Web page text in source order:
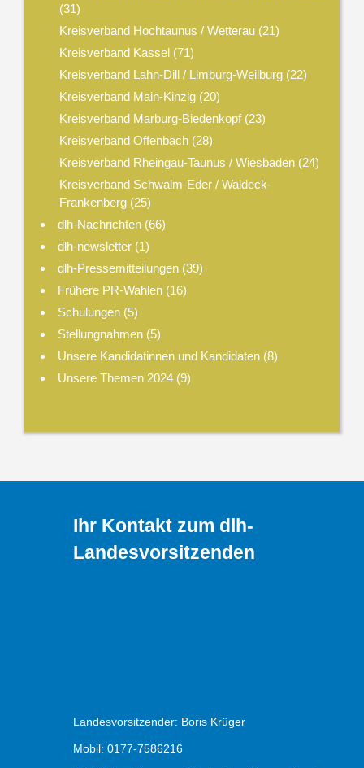
(31)
Kreisverband Hochtaunus / Wetterau(21)
Kreisverband Kassel(71)
Kreisverband Lahn-Dill / Limburg-Weilburg(22)
Kreisverband Main-Kinzig(20)
Kreisverband Marburg-Biedenkopf(23)
Kreisverband Offenbach(28)
Kreisverband Rheingau-Taunus / Wiesbaden(24)
Kreisverband Schwalm-Eder / Waldeck-
Frankenberg(25)
dlh-Nachrichten (66)
dlh-newsletter (1)
dlh-Pressemitteilungen (39)
Frühere PR-Wahlen (16)
Schulungen (5)
Stellungnahmen (5)
Unsere Kandidatinnen und Kandidaten (8)
Unsere Themen 2024 (9)
Ihr Kontakt zum dlh-
Landesvorsitzenden
Landesvorsitzender: Boris Krüger
Mobil: 0177-7586216